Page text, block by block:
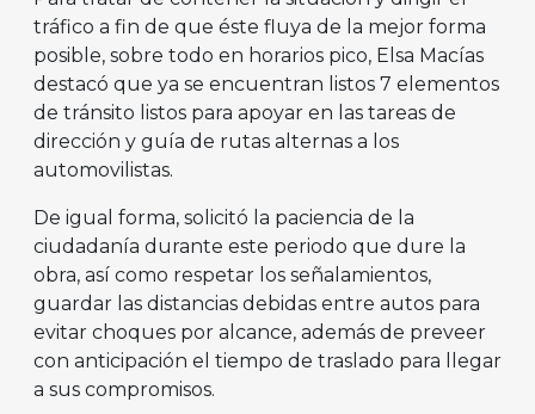
tráfico a fin de que éste fluya de la mejor forma
posible, sobre todo en horarios pico, Elsa Macías
destacó que ya se encuentran listos 7 elementos
de tránsito listos para apoyar en las tareas de
dirección y guía de rutas alternas a los
automovilistas.
De igual forma, solicitó la paciencia de la
ciudadanía durante este periodo que dure la
obra, así como respetar los señalamientos,
guardar las distancias debidas entre autos para
evitar choques por alcance, además de preveer
con anticipación el tiempo de traslado para llegar
a sus compromisos.